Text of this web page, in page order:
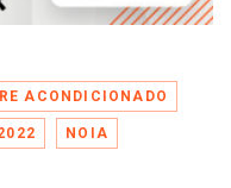
ACONDICIONADO
NOIA